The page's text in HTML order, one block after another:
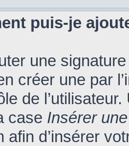
puis-je
une
créer une par
de
case Insérer
afin d’insérer